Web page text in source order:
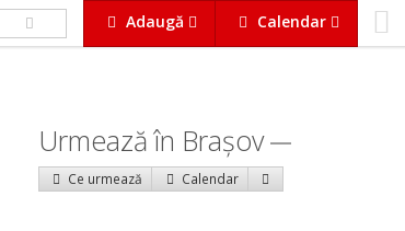
Adaugă Calendar
Urmează în Braşov
Ce urmează Calendar